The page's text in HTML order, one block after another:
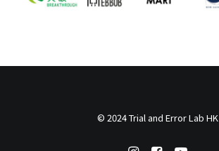
© 2024 Trial and Error Lab HK